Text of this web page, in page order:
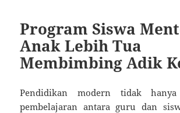
Program Siswa
Anak Lebih Tua
Membimbing Adik
Pendidikan modern tidak hanya
pembelajaran antara guru dan